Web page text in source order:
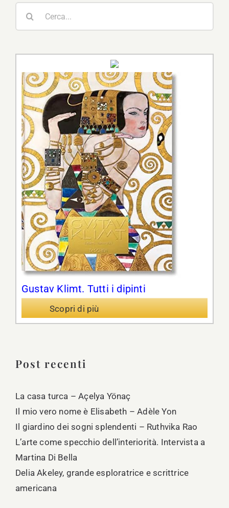
Gustav Klimt. Tutti i dipinti
Scopri di più
Post recenti
La casa turca – Açelya Yönaç
Il mio vero nome è Elisabeth – Adèle Yon
Il giardino dei sogni splendenti – Ruthvika Rao
L’arte come specchio dell’interiorità. Intervista a
Martina Di Bella
Delia Akeley, grande esploratrice e scrittrice
americana